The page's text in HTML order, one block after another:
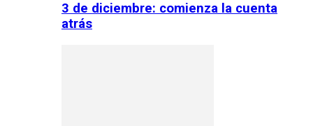
3 de diciembre: comienza la cuenta
atrás